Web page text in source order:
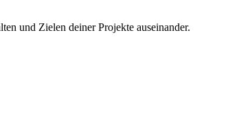
und Zielen deiner Projekte auseinander.